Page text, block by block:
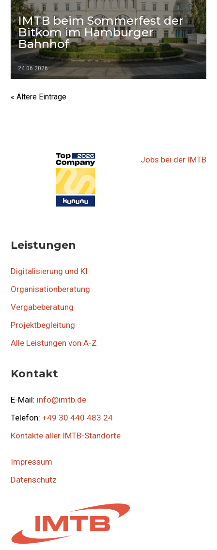
IMTB beim Sommerfest der
Bitkom im Hamburger
Bahnhof
24.06.2026
▷▷▷
« Ältere Einträge
Jobs bei der IMTB
Leistungen
Digitalisierung und KI
Organisationberatung
Vergabeberatung
Projektbegleitung
Alle Leistungen von A-Z
Kontakt
E-Mail: info@imtb.de
Telefon:+49 30 440 483 24
Kontakte aller IMTB-Standorte
Impressum
Datenschutz